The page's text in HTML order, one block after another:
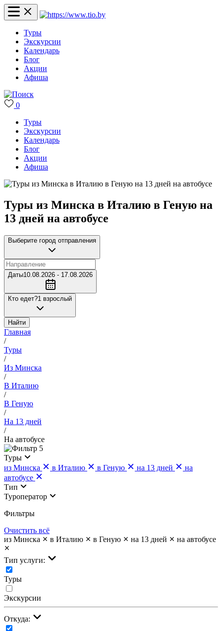
Туры
Экскурсии
Календарь
Блог
Акции
Афиша
0
Туры
Экскурсии
Календарь
Блог
Акции
Афиша
Туры из Минска в Италию в Геную на
13 дней на автобусе
Выберите город отправления
Даты10.08.2026 - 17.08.2026
Кто едет?1 взрослый
Найти
Главная
/
Туры
/
Из Минска
/
В Италию
/
В Геную
/
На 13 дней
/
На автобусе
5
Туры
из Минска
в Италию в Геную на 13 дней
на
автобусе
Тип
Туроператор
Фильтры
Очистить всё
из Минска
в Италию в Геную на 13 дней на автобусе
Тип услуги:
Туры
Экскурсии
Откуда: